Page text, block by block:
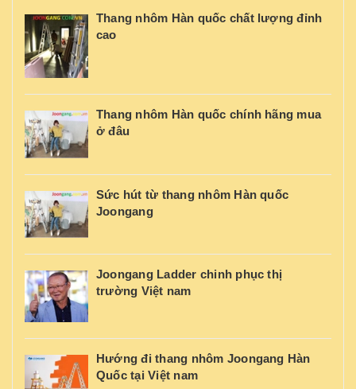
Thang nhôm Hàn quốc chất lượng đỉnh
cao
Thang nhôm Hàn quốc chính hãng mua
ở đâu
Sức hút từ thang nhôm Hàn quốc
Joongang
Joongang Ladder chinh phục thị
trường Việt nam
Hướng đi thang nhôm Joongang Hàn
Quốc tại Việt nam